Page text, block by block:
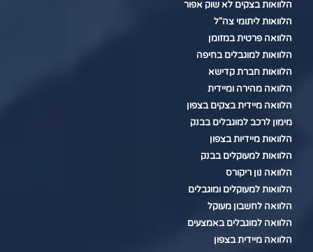
הלוואות בצקים לא שוק אפור
הלוואות ליתומי צה"ל
הלוואה פרטית במזומן
הלוואות למוגבלים בחיפה
הלוואות חברת קדישא
הלוואה מהירה ומיידית
הלוואה מיידית בצקים בצפון
מימון לרכב למוגבלים בבנק
הלוואות מיידיות בצפון
הלוואות למעוקלים בבנק
הלוואה נון ריקורס
הלוואות למעוקלים ומוגבלים
הלוואה לחשבון מעוקל
הלוואה למוגבלים באמצעים
הלוואה מיידית בצפון